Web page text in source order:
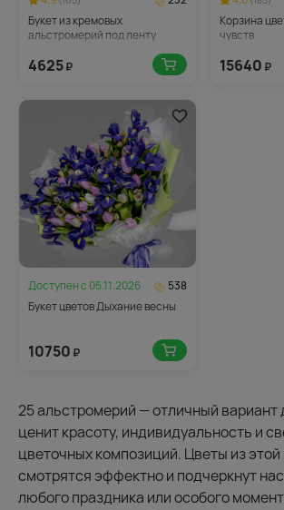
Букет из кремовых
альстромерий под ленту
4625₽
Корзина
чувств
15640 ₽
Доступен с 05.11.2026
538
Букет цветов Дыхание весны
10750 ₽
25 альстромерий — отличный вариант
ценит красоту, индивидуальность и
цветочных композиций. Цветы из
смотрятся эффектно и подчеркнут
любого праздника или особого